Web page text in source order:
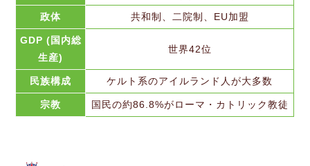
政体 共和制、二院制、EU加盟
GDP (国内総
生産)
世界42位
民族構成 ケルト系のアイルランド人が大多数
宗教 国民の約86.8%がローマ・カトリック教徒